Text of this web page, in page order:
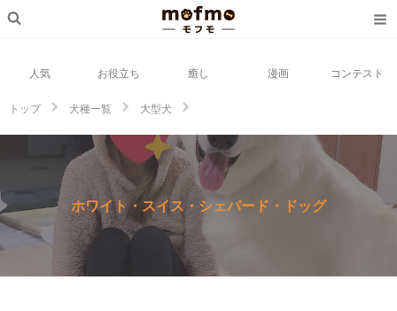
人気 お役立ち 癒し 漫画 コンテスト
トップ 犬種一覧
大型犬
ホワイト・スイス・シェパード・ドッグ